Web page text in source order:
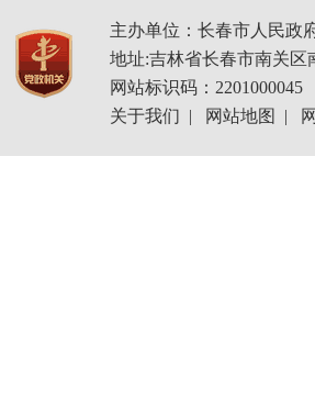
主办单位：长春市人民政
地址:吉林省长春市南关区
网站标识码：2201000045
关于我们 | 网站地图 |